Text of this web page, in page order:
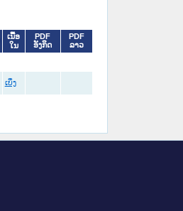
ເນື້ອ
ໃນ
PDF
ອັງກິດ
PDF
ລາວ
ເບິ່ງ